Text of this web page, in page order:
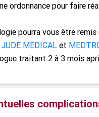
ordonnance pour faire
pourra vous être
MEDICALet
traitant 2 à 3 mois